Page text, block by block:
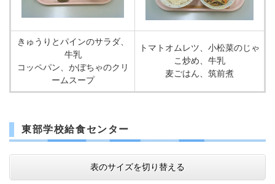
きゅうりとパインのサラダ、
牛乳
コッペパン、かぼちゃのクリ
ームスープ
トマトオムレツ、小松菜のじゃ
こ炒め、牛乳
麦ごはん、筑前煮
東部学校給食センター
表のサイズを切り替える